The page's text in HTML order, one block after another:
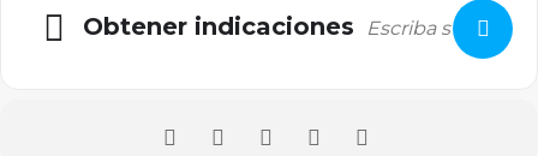
Obtener indicaciones